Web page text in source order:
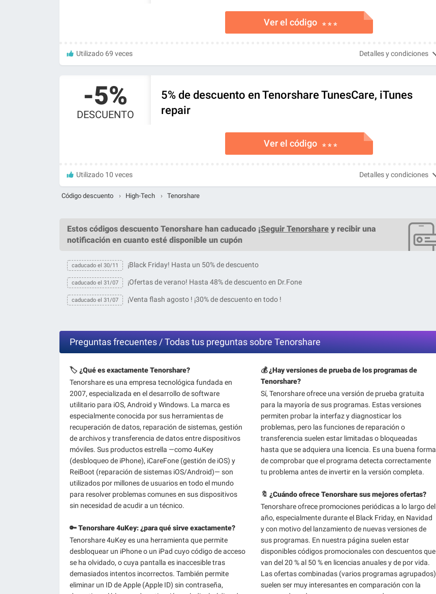
Ver el código * * *
Utilizado 69 veces Detalles y condiciones
-5%
DESCUENTO
5% de descuento en Tenorshare TunesCare, iTunes
repair
Ver el código * * *
Utilizado 10 veces Detalles y condiciones
Código descuento › High-Tech › Tenorshare
Estos códigos descuento Tenorshare han caducado ¡Seguir Tenorshare y recibir una
notificación en cuanto esté disponible un cupón
caducado el 30/11 ¡Black Friday! Hasta un 50% de descuento
caducado el 31/07 ¡Ofertas de verano! Hasta 48% de descuento en Dr.Fone
caducado el 31/07 ¡Venta flash agosto ! ¡30% de descuento en todo !
Preguntas frecuentes / Todas tus preguntas sobre Tenorshare
🏷️ ¿Qué es exactamente Tenorshare?
Tenorshare es una empresa tecnológica fundada en
2007, especializada en el desarrollo de software
utilitario para iOS, Android y Windows. La marca es
especialmente conocida por sus herramientas de
recuperación de datos, reparación de sistemas, gestión
de archivos y transferencia de datos entre dispositivos
móviles. Sus productos estrella —como 4uKey
(desbloqueo de iPhone), iCareFone (gestión de iOS) y
ReiBoot (reparación de sistemas iOS/Android)— son
utilizados por millones de usuarios en todo el mundo
para resolver problemas comunes en sus dispositivos
sin necesidad de acudir a un técnico.
🔑 Tenorshare 4uKey: ¿para qué sirve exactamente?
Tenorshare 4uKey es una herramienta que permite
desbloquear un iPhone o un iPad cuyo código de acceso
se ha olvidado, o cuya pantalla es inaccesible tras
demasiados intentos incorrectos. También permite
eliminar un ID de Apple (Apple ID) sin contraseña,
💰 ¿Hay versiones de prueba de los programas de
Tenorshare?
Sí, Tenorshare ofrece una versión de prueba gratuita
para la mayoría de sus programas. Estas versiones
permiten probar la interfaz y diagnosticar los
problemas, pero las funciones de reparación o
transferencia suelen estar limitadas o bloqueadas
hasta que se adquiera una licencia. Es una buena forma
de comprobar que el programa detecta correctamente
tu problema antes de invertir en la versión completa.
🔖 ¿Cuándo ofrece Tenorshare sus mejores ofertas?
Tenorshare ofrece promociones periódicas a lo largo del
año, especialmente durante el Black Friday, en Navidad
y con motivo del lanzamiento de nuevas versiones de
sus programas. En nuestra página suelen estar
disponibles códigos promocionales con descuentos que
van del 20 % al 50 % en licencias anuales y de por vida.
Las ofertas combinadas (varios programas agrupados)
suelen ser muy interesantes en comparación con la